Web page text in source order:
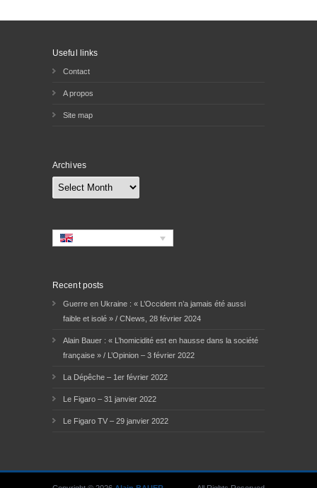
Useful links
Contact
A propos
Site map
Archives
Archives
Recent posts
Guerre en Ukraine : « L’Occident n’a jamais été aussi
faible et isolé » / CNews, 28 février 2024
Alain Bauer : « L’homicidité est en hausse dans la société
française » / L’Opinion – 3 février 2022
La Dépêche – 1er février 2022
Le Figaro – 31 janvier 2022
Le Figaro TV – 29 janvier 2022